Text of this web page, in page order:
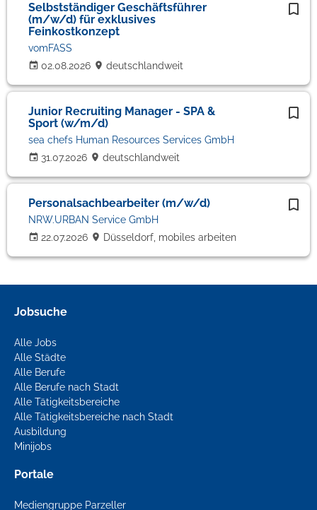
Selbstständiger Geschäftsführer
(m/w/d) für exklusives
Feinkostkonzept
02.08.2026
vomFASS
deutschlandweit
Junior Recruiting Manager - SPA &
Sport (w/m/d)
31.07.2026
sea chefs Human Resources Services GmbH
deutschlandweit
Personalsachbearbeiter (m/w/d)
22.07.2026
NRW.URBAN Service GmbH
Düsseldorf, mobiles arbeiten
Jobsuche
Alle Jobs
Alle Städte
Alle Berufe
Alle Berufe nach Stadt
Alle Tätigkeitsbereiche
Alle Tätigkeitsbereiche nach Stadt
Ausbildung
Minijobs
Portale
Mediengruppe Parzeller